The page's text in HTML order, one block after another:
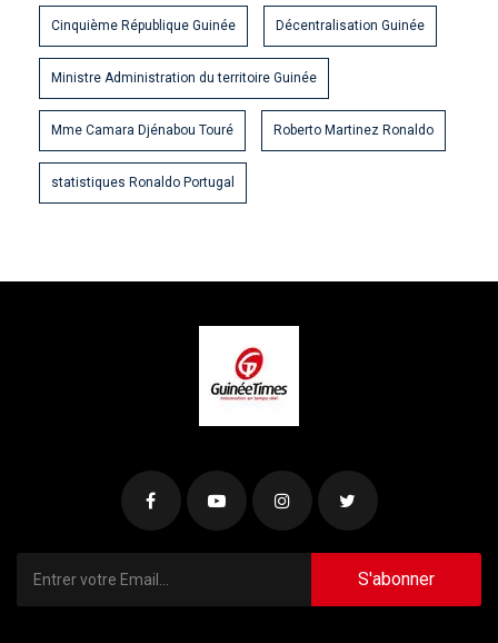
Cinquième République Guinée Décentralisation Guinée
Ministre Administration du territoire Guinée
Mme Camara Djénabou Touré Roberto Martinez Ronaldo
statistiques Ronaldo Portugal
S'abonner